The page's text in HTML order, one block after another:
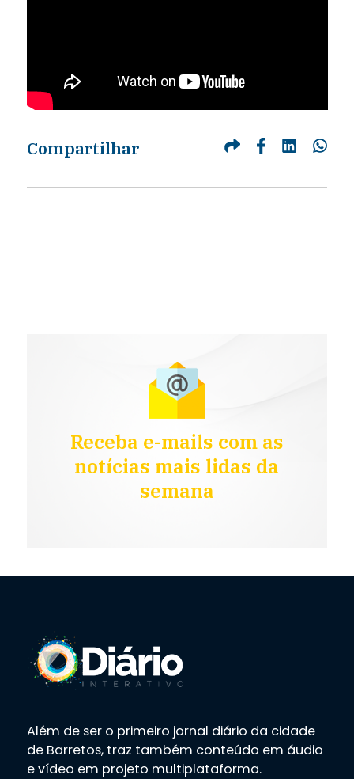
Compartilhar
Receba e-mails com as
notícias mais lidas da
semana
Além de ser o primeiro jornal diário da cidade
de Barretos, traz também conteúdo em áudio
e vídeo em projeto multiplataforma.